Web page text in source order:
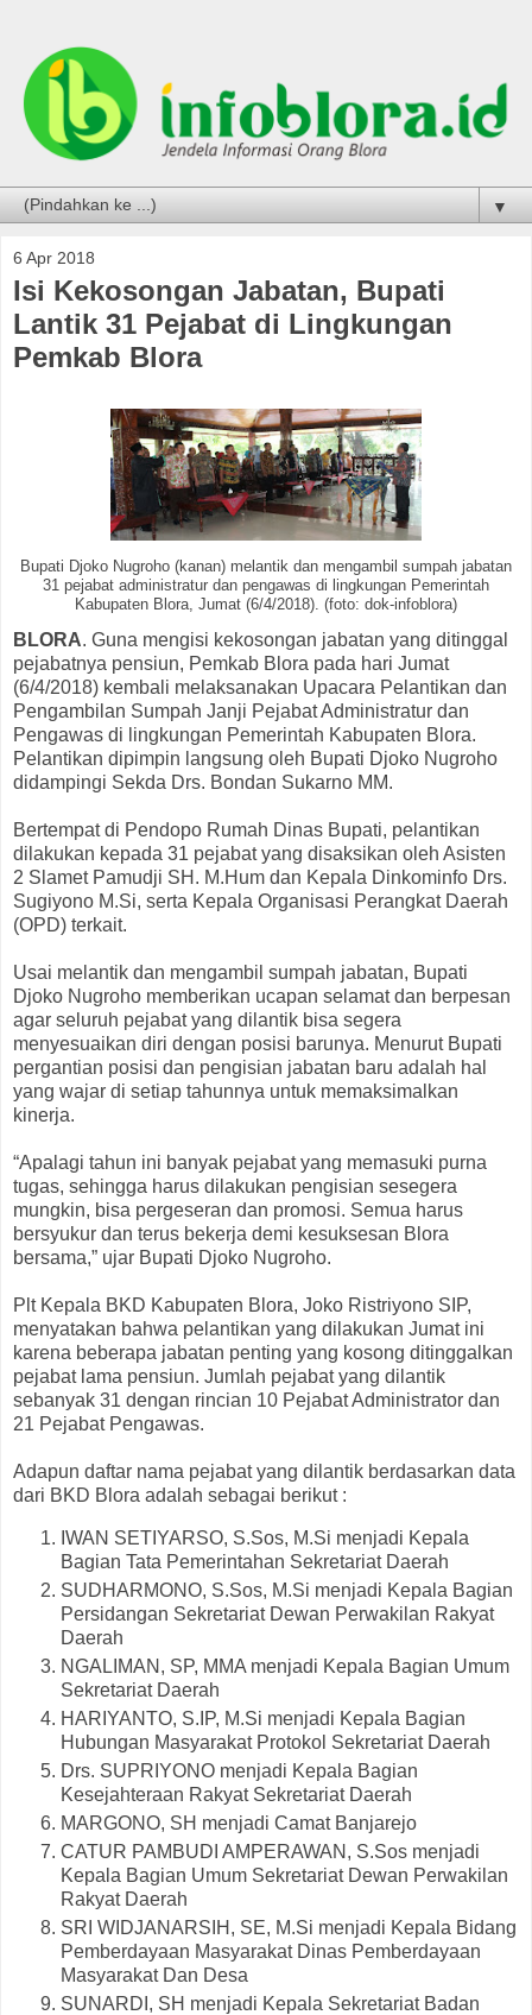
▼
6 Apr 2018
Isi Kekosongan Jabatan, Bupati
Lantik 31 Pejabat di Lingkungan
Pemkab Blora
Bupati Djoko Nugroho (kanan) melantik dan mengambil sumpah jabatan
31 pejabat administratur dan pengawas di lingkungan Pemerintah
Kabupaten Blora, Jumat (6/4/2018). (foto: dok-infoblora)
BLORA. Guna mengisi kekosongan jabatan yang ditinggal
pejabatnya pensiun, Pemkab Blora pada hari Jumat
(6/4/2018) kembali melaksanakan Upacara Pelantikan dan
Pengambilan Sumpah Janji Pejabat Administratur dan
Pengawas di lingkungan Pemerintah Kabupaten Blora.
Pelantikan dipimpin langsung oleh Bupati Djoko Nugroho
didampingi Sekda Drs. Bondan Sukarno MM.
Bertempat di Pendopo Rumah Dinas Bupati, pelantikan
dilakukan kepada 31 pejabat yang disaksikan oleh Asisten
2 Slamet Pamudji SH. M.Hum dan Kepala Dinkominfo Drs.
Sugiyono M.Si, serta Kepala Organisasi Perangkat Daerah
(OPD) terkait.
Usai melantik dan mengambil sumpah jabatan, Bupati
Djoko Nugroho memberikan ucapan selamat dan berpesan
agar seluruh pejabat yang dilantik bisa segera
menyesuaikan diri dengan posisi barunya. Menurut Bupati
pergantian posisi dan pengisian jabatan baru adalah hal
yang wajar di setiap tahunnya untuk memaksimalkan
kinerja.
“Apalagi tahun ini banyak pejabat yang memasuki purna
tugas, sehingga harus dilakukan pengisian sesegera
mungkin, bisa pergeseran dan promosi. Semua harus
bersyukur dan terus bekerja demi kesuksesan Blora
bersama,” ujar Bupati Djoko Nugroho.
Plt Kepala BKD Kabupaten Blora, Joko Ristriyono SIP,
menyatakan bahwa pelantikan yang dilakukan Jumat ini
karena beberapa jabatan penting yang kosong ditinggalkan
pejabat lama pensiun. Jumlah pejabat yang dilantik
sebanyak 31 dengan rincian 10 Pejabat Administrator dan
21 Pejabat Pengawas.
Adapun daftar nama pejabat yang dilantik berdasarkan data
dari BKD Blora adalah sebagai berikut :
IWAN SETIYARSO, S.Sos, M.Si menjadi Kepala
Bagian Tata Pemerintahan Sekretariat Daerah
SUDHARMONO, S.Sos, M.Si menjadi Kepala Bagian
Persidangan Sekretariat Dewan Perwakilan Rakyat
Daerah
NGALIMAN, SP, MMA menjadi Kepala Bagian Umum
Sekretariat Daerah
HARIYANTO, S.IP, M.Si menjadi Kepala Bagian
Hubungan Masyarakat Protokol Sekretariat Daerah
Drs. SUPRIYONO menjadi Kepala Bagian
Kesejahteraan Rakyat Sekretariat Daerah
MARGONO, SH menjadi Camat Banjarejo
CATUR PAMBUDI AMPERAWAN, S.Sos menjadi
Kepala Bagian Umum Sekretariat Dewan Perwakilan
Rakyat Daerah
SRI WIDJANARSIH, SE, M.Si menjadi Kepala Bidang
Pemberdayaan Masyarakat Dinas Pemberdayaan
Masyarakat Dan Desa
SUNARDI, SH menjadi Kepala Sekretariat Badan